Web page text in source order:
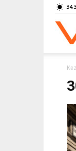
34.3
VIRA